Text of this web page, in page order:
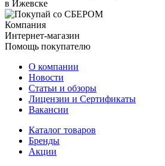
в Ижевске
Компания
Интернет-магазин
Помощь покупателю
О компании
Новости
Статьи и обзоры
Лицензии и Сертификаты
Вакансии
Каталог товаров
Бренды
Акции